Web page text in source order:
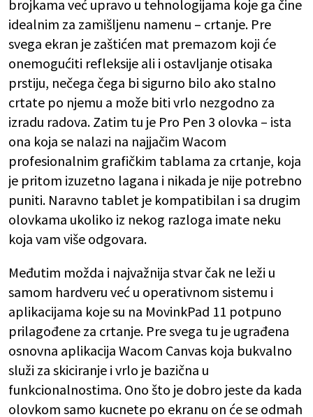
brojkama već upravo u tehnologijama koje ga čine
idealnim za zamišljenu namenu – crtanje. Pre
svega ekran je zaštićen mat premazom koji će
onemogućiti refleksije ali i ostavljanje otisaka
prstiju, nečega čega bi sigurno bilo ako stalno
crtate po njemu a može biti vrlo nezgodno za
izradu radova. Zatim tu je Pro Pen 3 olovka – ista
ona koja se nalazi na najjačim Wacom
profesionalnim grafičkim tablama za crtanje, koja
je pritom izuzetno lagana i nikada je nije potrebno
puniti. Naravno tablet je kompatibilan i sa drugim
olovkama ukoliko iz nekog razloga imate neku
koja vam više odgovara.
Međutim možda i najvažnija stvar čak ne leži u
samom hardveru već u operativnom sistemu i
aplikacijama koje su na MovinkPad 11 potpuno
prilagođene za crtanje. Pre svega tu je ugrađena
osnovna aplikacija Wacom Canvas koja bukvalno
služi za skiciranje i vrlo je bazična u
funkcionalnostima. Ono što je dobro jeste da kada
olovkom samo kucnete po ekranu on će se odmah